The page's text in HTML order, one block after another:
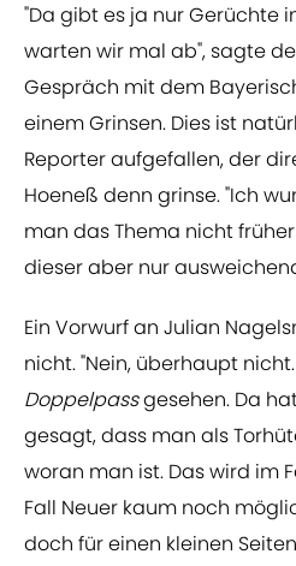
"Da gibt es ja nur Gerüchte
warten wir mal ab", sagte
Gespräch mit dem
einem Grinsen. Dies ist
Reporter aufgefallen, der
Hoeneß denn grinse. "Ich
man das Thema nicht
dieser aber nur
Ein Vorwurf an Julian
nicht. "Nein, überhaupt
Doppelpassgesehen. Da
gesagt, dass man als
woran man ist. Das wird im
Fall Neuer kaum noch
doch für einen kleinen